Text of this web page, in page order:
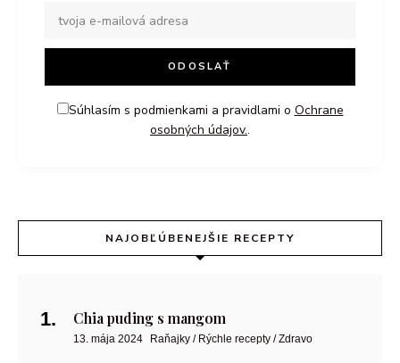
Súhlasím s podmienkami a pravidlami o Ochrane
osobných údajov..
NAJOBĽÚBENEJŠIE RECEPTY
Chia puding s mangom
13. mája 2024 Raňajky / Rýchle recepty / Zdravo